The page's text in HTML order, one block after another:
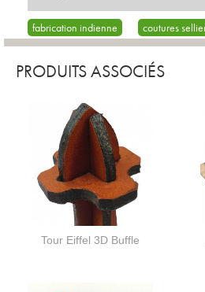
fabrication indienne coutures
PRODUITS ASSOCIÉS
Tour Eiffel 3D Buffle